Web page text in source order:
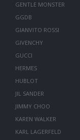
GENTLE MONSTER
GGDB
GIANVITO ROSSI
GIVENCHY
GUCCI
HERMES
HUBLOT
JIL SANDER
JIMMY CHOO
KAREN WALKER
KARL LAGERFELD